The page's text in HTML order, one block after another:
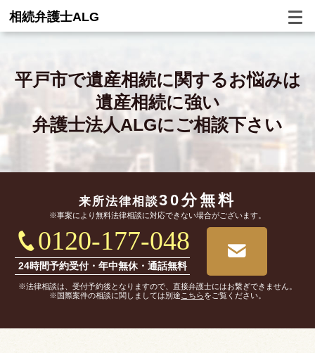
相続弁護士ALG
平戸市で遺産相続に関するお悩みは
遺産相続に強い
弁護士法人ALGにご相談下さい
来所法律相談30分無料
※事案により無料法律相談に対応できない場合がございます。
0120-177-048
24時間予約受付・年中無休・通話無料
※法律相談は、受付予約後となりますので、直接弁護士にはお繋ぎできません。
※国際案件の相談に関しましては別途 こちらをご覧ください。